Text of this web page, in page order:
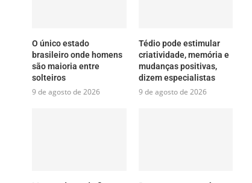
O único estado
brasileiro onde homens
são maioria entre
solteiros
9 de agosto de 2026
Tédio pode estimular
criatividade, memória e
mudanças positivas,
dizem especialistas
9 de agosto de 2026